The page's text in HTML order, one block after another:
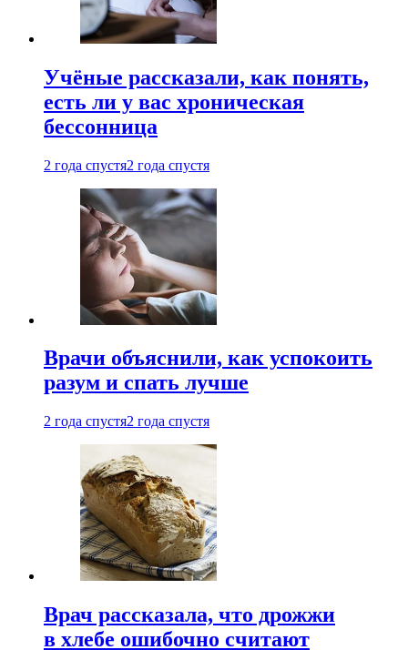
Учёные рассказали, как понять,
есть ли у вас хроническая
бессонница
2 года спустя2 года спустя
Врачи объяснили, как успокоить
разум и спать лучше
2 года спустя2 года спустя
Врач рассказала, что дрожжи
в хлебе ошибочно считают